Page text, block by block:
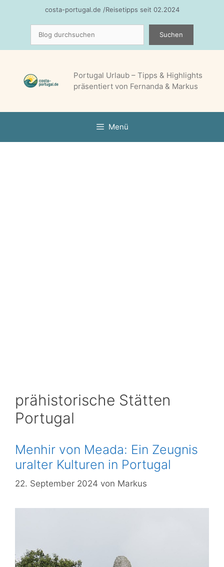
costa-portugal.de /Reisetipps seit 02.2024
Suchen
Portugal Urlaub – Tipps & Highlights
präsentiert von Fernanda & Markus
Menü
prähistorische Stätten
Portugal
Menhir von Meada: Ein Zeugnis
uralter Kulturen in Portugal
22. September 2024 von Markus